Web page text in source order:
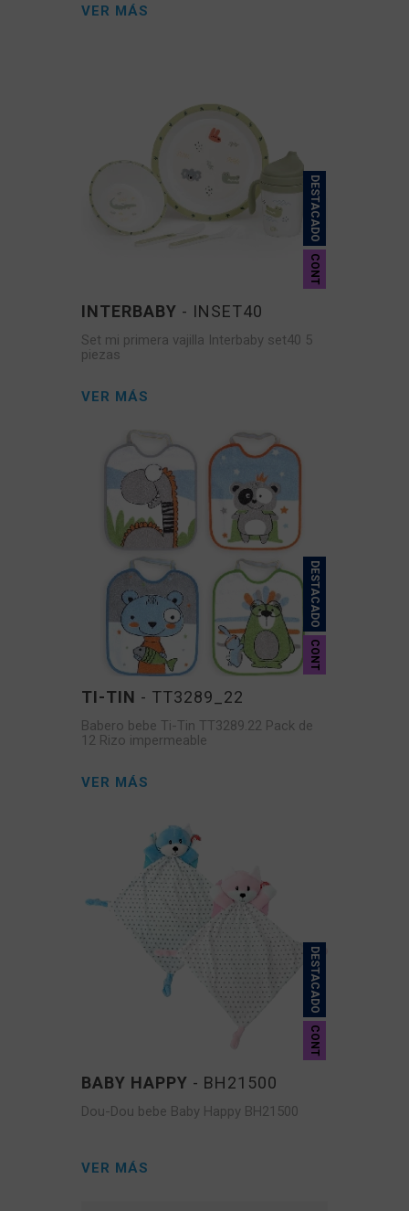
VER MÁS
DESTACADO
CONT
INTERBABY - INSET40
Set mi primera vajilla Interbaby set40 5
piezas
VER MÁS
DESTACADO
CONT
TI-TIN - TT3289_22
Babero bebe Ti-Tin TT3289.22 Pack de
12 Rizo impermeable
VER MÁS
DESTACADO
CONT
BABY HAPPY - BH21500
Dou-Dou bebe Baby Happy BH21500
VER MÁS